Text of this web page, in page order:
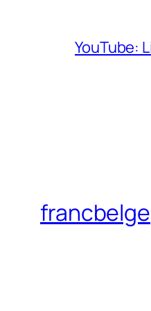
YouTube:
francbelge